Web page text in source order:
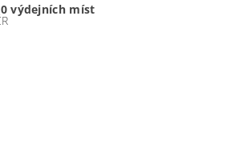
výdejních míst